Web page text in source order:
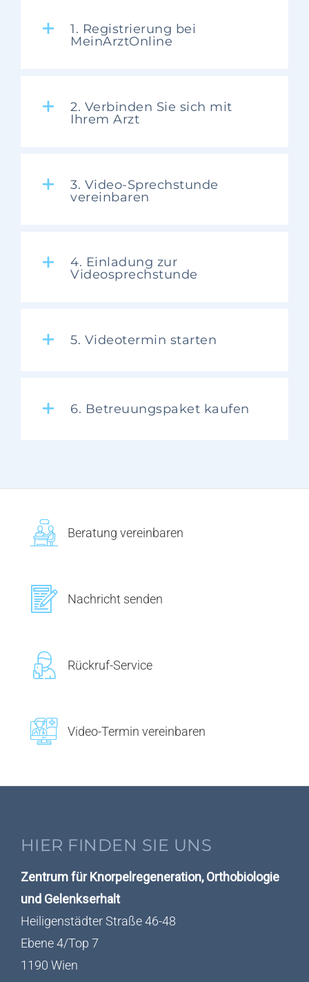
1. Registrierung bei
MeinArztOnline
2. Verbinden Sie sich mit
Ihrem Arzt
3. Video-Sprechstunde
vereinbaren
4. Einladung zur
Videosprechstunde
5. Videotermin starten
6. Betreuungspaket kaufen
Beratung vereinbaren
Nachricht senden
Rückruf-Service
Video-Termin vereinbaren
HIER FINDEN SIE UNS
Zentrum für Knorpelregeneration, Orthobiologie
und Gelenkserhalt
Heiligenstädter Straße 46-48
Ebene 4/Top 7
1190 Wien